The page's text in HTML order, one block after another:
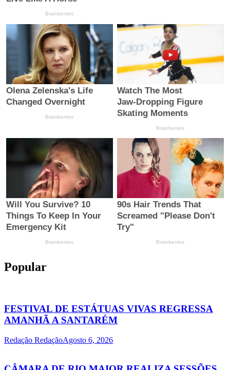
Popular
FESTIVAL DE ESTÁTUAS VIVAS REGRESSA
AMANHÃ A SANTARÉM
Redação RedaçãoAgosto 6, 2026